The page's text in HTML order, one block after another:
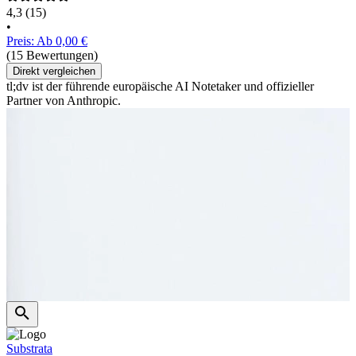
4,3 (15)
•
Preis: Ab 0,00 €
(15 Bewertungen)
Direkt vergleichen
tl;dv ist der führende europäische AI Notetaker und offizieller
Partner von Anthropic.
Substrata